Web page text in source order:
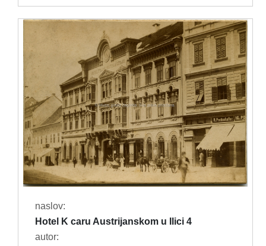
naslov:
Hotel K caru Austrijanskom u Ilici 4
autor: